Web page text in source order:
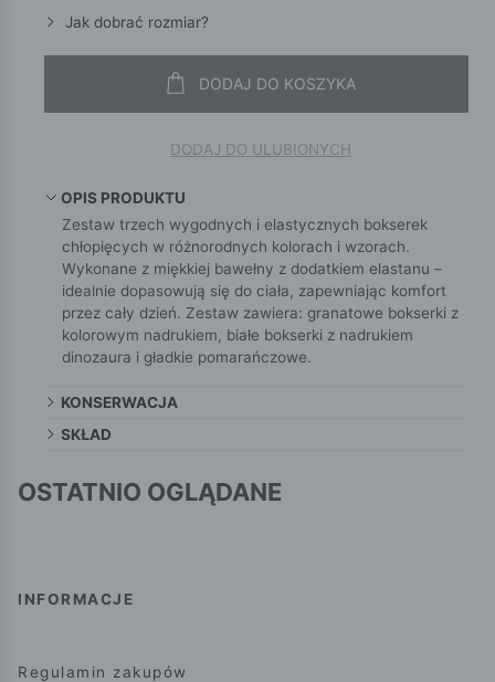
Jak dobrać rozmiar?
DODAJ DO KOSZYKA
DODAJ DO ULUBIONYCH
OPIS PRODUKTU
Zestaw trzech wygodnych i elastycznych bokserek
chłopięcych w różnorodnych kolorach i wzorach.
Wykonane z miękkiej bawełny z dodatkiem elastanu –
idealnie dopasowują się do ciała, zapewniając komfort
przez cały dzień. Zestaw zawiera: granatowe bokserki z
kolorowym nadrukiem, białe bokserki z nadrukiem
dinozaura i gładkie pomarańczowe.
KONSERWACJA
SKŁAD
OSTATNIO OGLĄDANE
INFORMACJE
Regulamin zakupów